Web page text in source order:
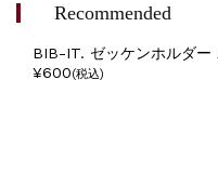
Recommended
BIB-IT. ゼッケンホルダー
¥600(税込)